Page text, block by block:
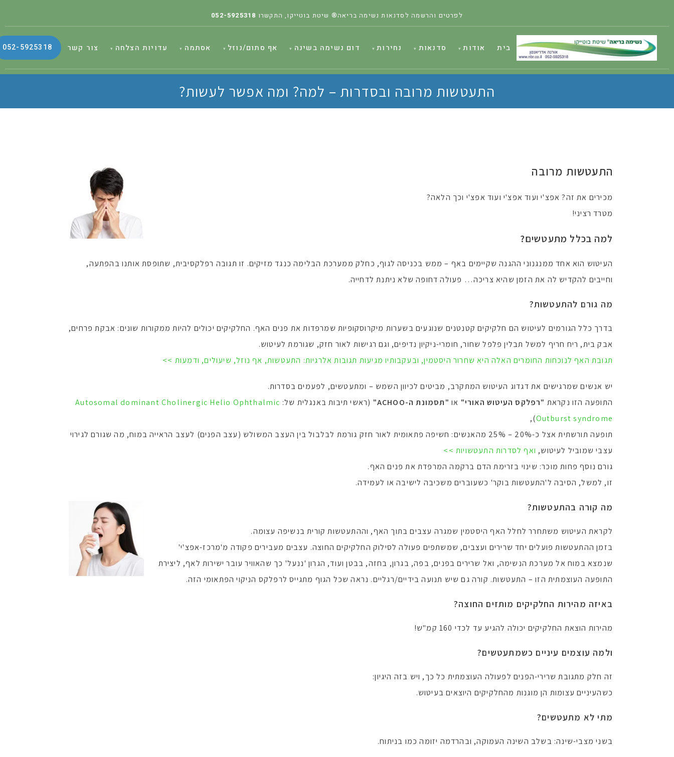
לפרטים והרשמה לסדנאות נשימה בריאה® שיטת בוטייקו, התקשרו 052-5925318
בית אודות סדנאות נחירות דום נשימה בשינה אף סתום/נוזל אסתמה עדויות הצלחה צור קשר 052-5925318
התעטשות מרובה ובסדרות – למה? ומה אפשר לעשות?
התעטשות מרובה
מכירים את זה? אפצ'י ועוד אפצ'י ועוד אפצ'י וכך הלאה?
מטרד רציני!
למה בכלל מתעטשים?
העיטוש הוא אחד ממנגנוני ההגנה שקיימים באף – ממש בכניסה לגוף, כחלק ממערכת הבלימה כנגד מזיקים. זו תגובה רפלקסיבית, שתופסת אותנו בהפתעה,
וחייבים להקדיש לה את הזמן שהיא צריכה… פעולה דחופה שלא ניתנת לדחייה.
מה גורם להתעטשות?
בדרך כלל הגורמים לעיטוש הם חלקיקים קטנטנים שנוגעים בשערות מיקרוסקופיות שמרפדות את פנים האף. החלקיקים יכולים להיות ממקורות שונים: אבקת פרחים,
אבק בית, ריח חריף למשל תבלין פלפל שחור, חומרי-ניקיון נדיפים, וגם רגישות לאור חזק, שגורמת לעיטוש.
תגובת האף לנוכחות החומרים האלה היא שחרור היסטמין, ובעקבותיו מגיעות תגובות אלרגיות: התעטשות, אף נוזל, שיעולים, ודמעות >>
יש אנשים שמרגישים את דגדוג העיטוש המתקרב, מביטים לכיוון השמש – ומתעטשים, לפעמים בסדרות.
התופעה הזו נקראת "רפלקס העיטוש האורי" או "תסמונת ה-ACHOO" (ראשי תיבות באנגלית של: Autosomal dominant Cholinergic Helio Ophthalmic
Outburst syndrome
),
תופעה תורשתית אצל כ-20% – 25% מהאנשים: חשיפה פתאומית לאור חזק גורמת לבלבול בין העצב המשולש (עצב הפנים) לעצב הראייה במוח, מה שגורם לגירוי
עצבי שמוביל לעיטוש, ואף לסדרות התעטשויות >>
גורם נוסף פחות מוכר: שינוי בזרימת הדם ברקמה המרפדת את פנים האף.
זו, למשל, הסיבה ל'התעטשות בוקר' כשעוברים משכיבה לישיבה או לעמידה.
מה קורה בהתעטשות?
לקראת העיטוש משתחרר לחלל האף היסטמין שמגרה עצבים בתוך האף, וההתעטשות קורית בנשיפה עצומה.
בזמן ההתעטשות פועלים יחד שרירים ועצבים, שמשתפים פעולה לסילוק החלקיקים החוצה. עצבים מעבירים פקודה מ'מרכז-אפצ'י'
שנמצא במוח אל מערכת הנשימה, ואל שרירים בפנים, בפה, בגרון, בחזה, בבטן ועוד, הגרון 'ננעל' כך שהאוויר עובר ישירות לאף, ליצירת
התופעה העוצמתית הזו – התעטשות. קורה גם שיש תנועה בידיים/רגליים. נראה שכל הגוף מתגייס לרפלקס הניקוי הפתאומי הזה.
באיזה מהירות החלקיקים מותזים החוצה?
מהירות הוצאת החלקיקים יכולה להגיע עד לכדי 160 קמ"ש!
ולמה עוצמים עיניים כשמתעטשים?
זה חלק מתגובת שרירי-הפנים לפעולה העוצמתית כל כך, ויש בזה היגיון:
כשהעיניים עצומות הן מוגנות מהחלקיקים היוצאים בעיטוש.
מתי לא מתעטשים?
בשני מצבי-שינה: בשלב השינה העמוקה, ובהרדמה יזומה כמו בניתוח.